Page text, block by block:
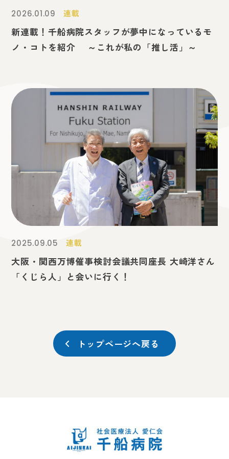
2026.01.09 連載
新連載！千船病院スタッフが夢中になっているモ
ノ・コトを紹介 ～これが私の「推し活」～
2025.09.05 連載
大阪・関西万博催事検討会議共同座長 大崎洋さん
「くじら人」と会いに行く！
トップページへ戻る